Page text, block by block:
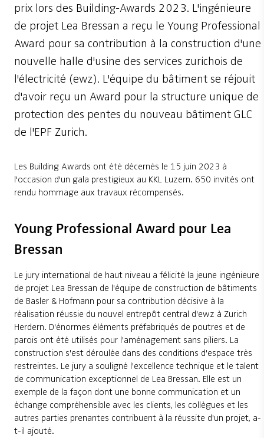
prix lors des Building-Awards 2023. L'ingénieure
de projet Lea Bressan a reçu le Young Professional
Award pour sa contribution à la construction d'une
nouvelle halle d'usine des services zurichois de
l'électricité (ewz). L'équipe du bâtiment se réjouit
d'avoir reçu un Award pour la structure unique de
protection des pentes du nouveau bâtiment GLC
de l'EPF Zurich.
Les Building Awards ont été décernés le 15 juin 2023 à
l'occasion d'un gala prestigieux au KKL Luzern. 650 invités ont
rendu hommage aux travaux récompensés.
Young Professional Award pour Lea
Bressan
Le jury international de haut niveau a félicité la jeune ingénieure
de projet Lea Bressan de l'équipe de construction de bâtiments
de Basler & Hofmann pour sa contribution décisive à la
réalisation réussie du nouvel entrepôt central d'ewz à Zurich
Herdern. D'énormes éléments préfabriqués de poutres et de
parois ont été utilisés pour l'aménagement sans piliers. La
construction s'est déroulée dans des conditions d'espace très
restreintes. Le jury a souligné l'excellence technique et le talent
de communication exceptionnel de Lea Bressan. Elle est un
exemple de la façon dont une bonne communication et un
échange compréhensible avec les clients, les collègues et les
autres parties prenantes contribuent à la réussite d'un projet, a-
t-il ajouté.